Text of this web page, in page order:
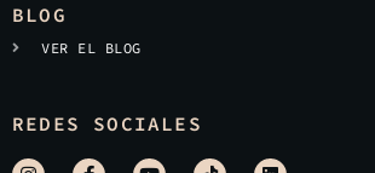
BLOG
VER EL BLOG
REDES SOCIALES